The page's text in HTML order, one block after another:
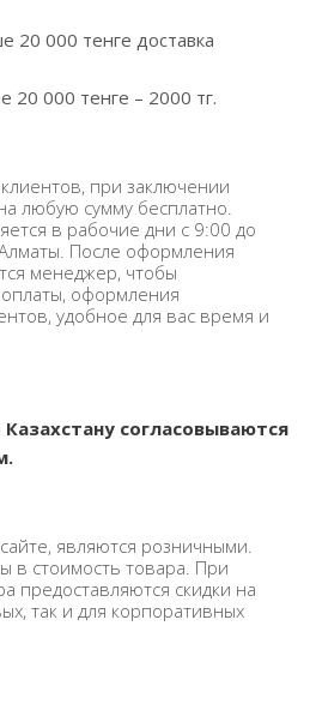
20 000 тенге доставка
20 000 тенге – 2000 тг.
при заключении
любую сумму бесплатно.
в рабочие дни с 9:00 до
После оформления
менеджер, чтобы
оплаты, оформления
удобное для вас время и
согласовываются
являются розничными.
в стоимость товара. При
предоставляются скидки на
так и для корпоративных